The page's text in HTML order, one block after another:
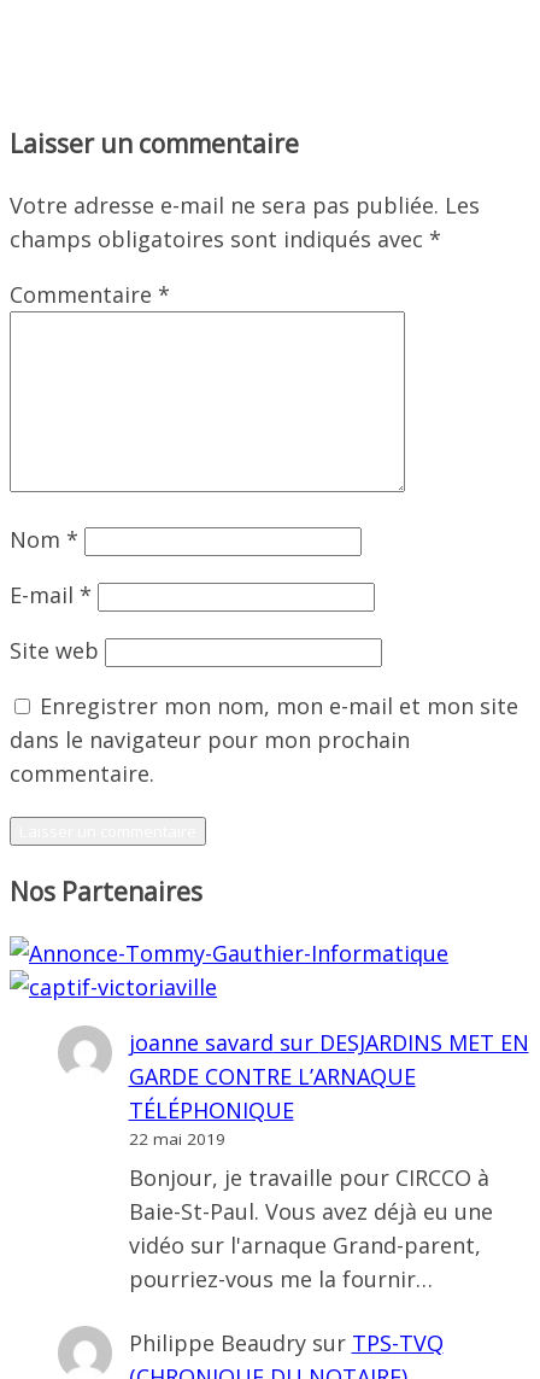
Laisser un commentaire
Votre adresse e-mail ne sera pas publiée. Les
champs obligatoires sont indiqués avec *
Commentaire *
Nom *
E-mail *
Site web
Enregistrer mon nom, mon e-mail et mon site
dans le navigateur pour mon prochain
commentaire.
Nos Partenaires
joanne savard sur DESJARDINS MET EN
GARDE CONTRE L’ARNAQUE
TÉLÉPHONIQUE
22 mai 2019
Bonjour, je travaille pour CIRCCO à
Baie-St-Paul. Vous avez déjà eu une
vidéo sur l'arnaque Grand-parent,
pourriez-vous me la fournir…
Philippe Beaudrysur TPS-TVQ